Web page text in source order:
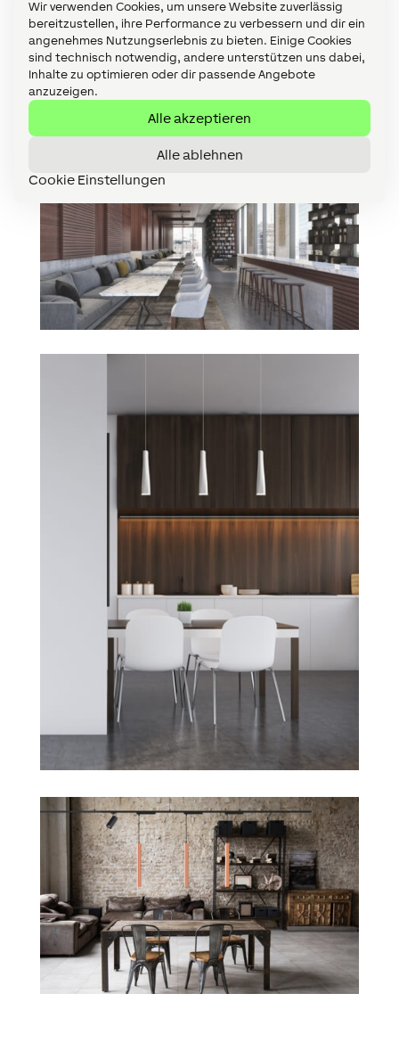
Wir verwenden Cookies, um unsere Website zuverlässig
bereitzustellen, ihre Performance zu verbessern und dir ein
angenehmes Nutzungserlebnis zu bieten. Einige Cookies
sind technisch notwendig, andere unterstützen uns dabei,
Inhalte zu optimieren oder dir passende Angebote
anzuzeigen.
Alle akzeptieren
Alle ablehnen
Cookie Einstellungen